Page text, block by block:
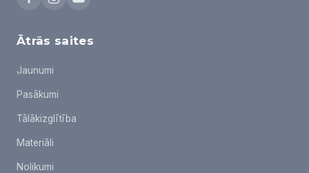
Ātrās saites
Jaunumi
Pasākumi
Tālākizglītība
Materiāli
Nolikumi